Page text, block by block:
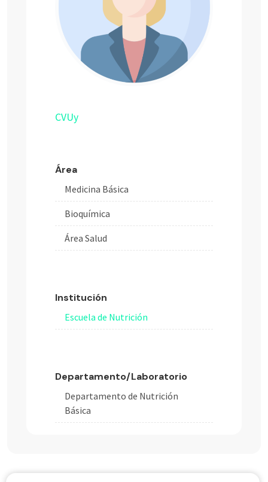
CVUy
Área
Medicina Básica
Bioquímica
Área Salud
Institución
Escuela de Nutrición
Departamento/Laboratorio
Departamento de Nutrición
Básica